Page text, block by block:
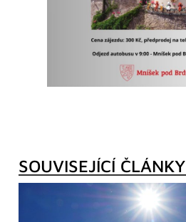
SOUVISEJÍCÍ ČLÁNKY